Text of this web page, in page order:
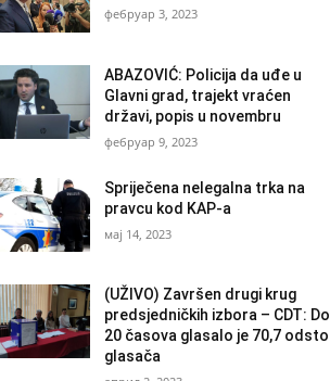
фебруар 3, 2023
ABAZOVIĆ: Policija da uđe u
Glavni grad, trajekt vraćen
državi, popis u novembru
фебруар 9, 2023
Spriječena nelegalna trka na
pravcu kod KAP-a
мај 14, 2023
(UŽIVO) Završen drugi krug
predsjedničkih izbora – CDT: Do
20 časova glasalo je 70,7 odsto
glasača